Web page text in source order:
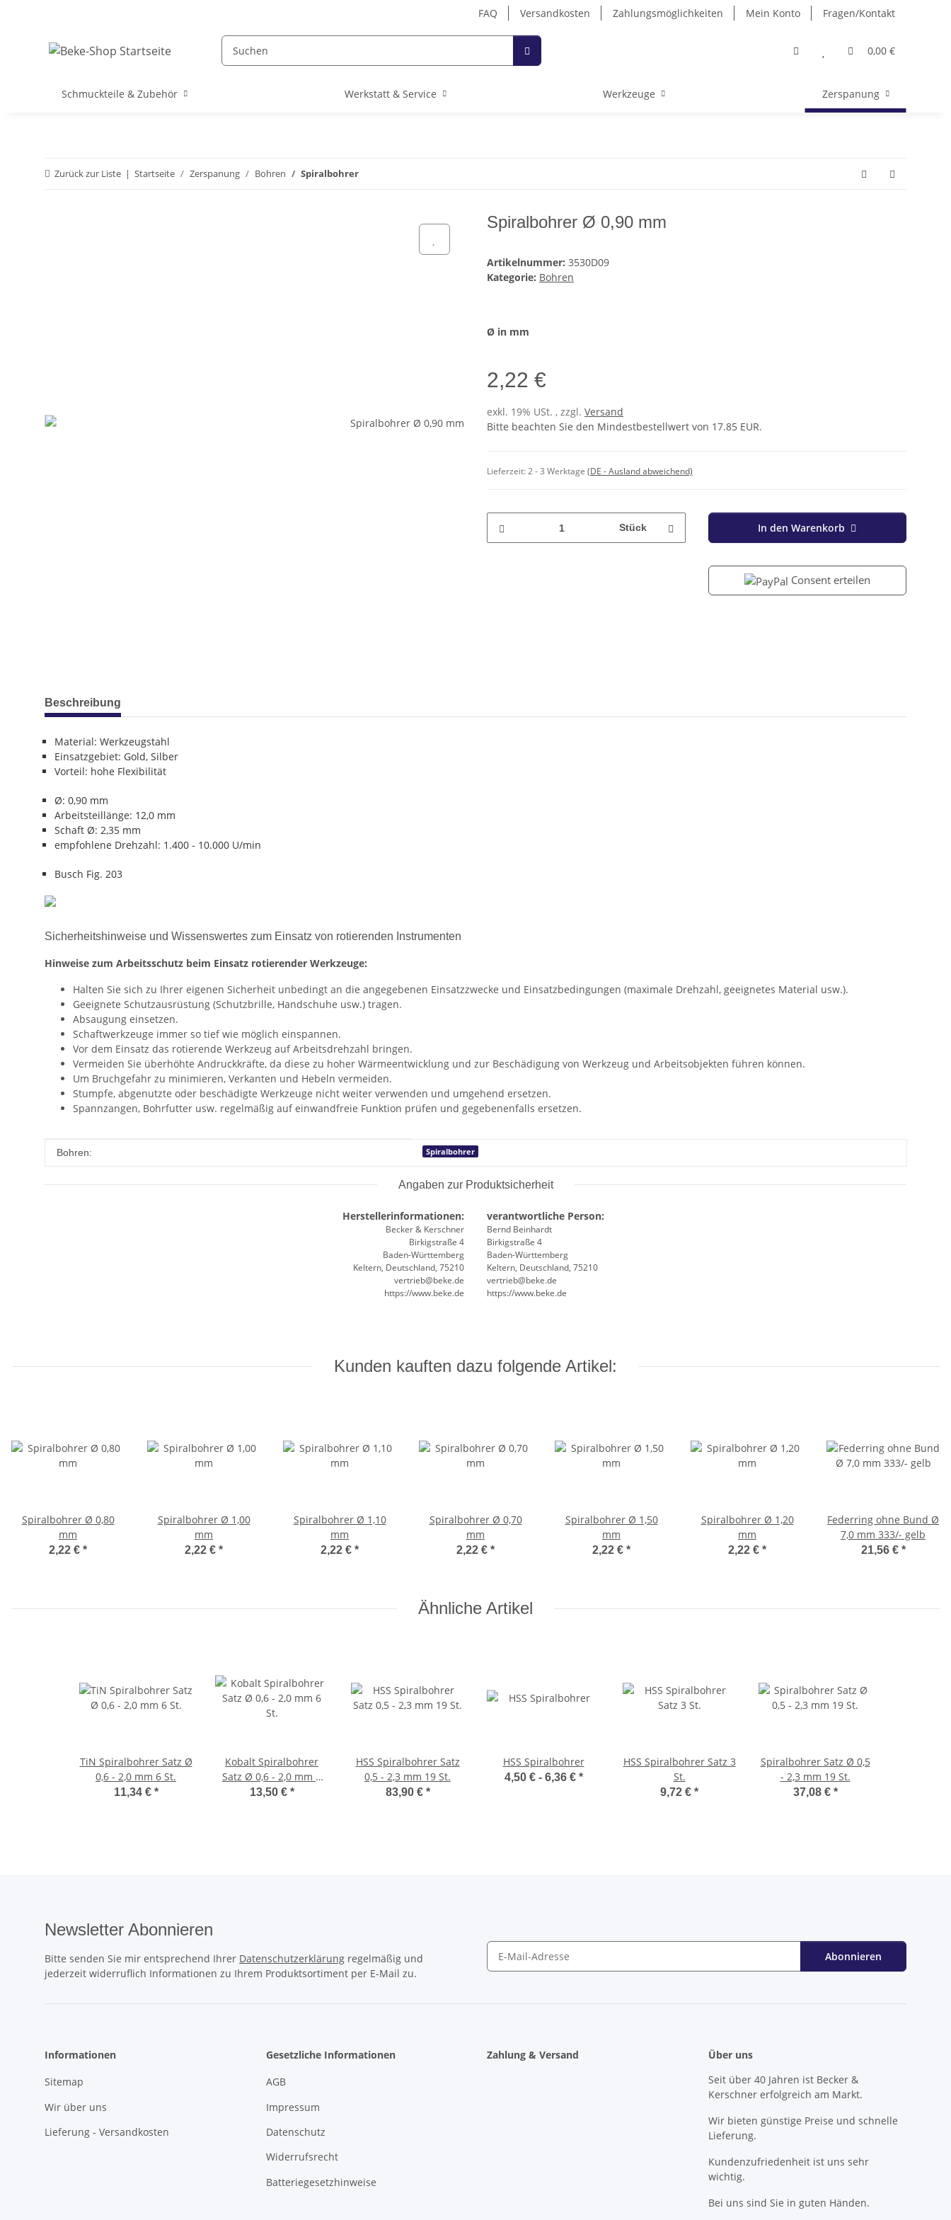
FAQ Versandkosten Zahlungsmöglichkeiten Mein Konto Fragen/Kontakt
0,00 €
Schmuckteile & Zubehör Werkstatt & Service Werkzeuge Zerspanung
Zurück zur Liste Startseite Zerspanung Bohren Spiralbohrer
Spiralbohrer Ø 0,90 mm
Artikelnummer: 3530D09
Kategorie: Bohren
Ø in mm
2,22 €
exkl. 19% USt. , zzgl. Versand
Bitte beachten Sie den Mindestbestellwert von 17.85 EUR.
Lieferzeit:2 - 3 Werktage (DE - Ausland abweichend)
Stück In den Warenkorb
Consent erteilen
weitere Registerkarten anzeigen
Beschreibung
Material: Werkzeugstahl
Einsatzgebiet: Gold, Silber
Vorteil: hohe Flexibilität
Ø: 0,90 mm
Arbeitsteillänge: 12,0 mm
Schaft Ø: 2,35 mm
empfohlene Drehzahl: 1.400 - 10.000 U/min
Busch Fig. 203
Sicherheitshinweise und Wissenswertes zum Einsatz von rotierenden Instrumenten
Hinweise zum Arbeitsschutz beim Einsatz rotierender Werkzeuge:
Halten Sie sich zu Ihrer eigenen Sicherheit unbedingt an die angegebenen Einsatzzwecke und Einsatzbedingungen (maximale Drehzahl, geeignetes Material usw.).
Geeignete Schutzausrüstung (Schutzbrille, Handschuhe usw.) tragen.
Absaugung einsetzen.
Schaftwerkzeuge immer so tief wie möglich einspannen.
Vor dem Einsatz das rotierende Werkzeug auf Arbeitsdrehzahl bringen.
Vermeiden Sie überhöhte Andruckkräfte, da diese zu hoher Wärmeentwicklung und zur Beschädigung von Werkzeug und Arbeitsobjekten führen können.
Um Bruchgefahr zu minimieren, Verkanten und Hebeln vermeiden.
Stumpfe, abgenutzte oder beschädigte Werkzeuge nicht weiter verwenden und umgehend ersetzen.
Spannzangen, Bohrfutter usw. regelmäßig auf einwandfreie Funktion prüfen und gegebenenfalls ersetzen.
Produkteigenschaft
Wert
Bohren: Spiralbohrer
Angaben zur Produktsicherheit
Herstellerinformationen:
Becker & Kerschner
Birkigstraße 4
Baden-Württemberg
Keltern, Deutschland, 75210
vertrieb@beke.de
https://www.beke.de
verantwortliche Person:
Bernd Beinhardt
Birkigstraße 4
Baden-Württemberg
Keltern, Deutschland, 75210
vertrieb@beke.de
https://www.beke.de
Kunden kauften dazu folgende Artikel:
Spiralbohrer Ø 0,80
mm
2,22 € *
Spiralbohrer Ø 1,00
mm
2,22 € *
Spiralbohrer Ø 1,10
mm
2,22 € *
Spiralbohrer Ø 0,70
mm
2,22 € *
Spiralbohrer Ø 1,50
mm
2,22 € *
Spiralbohrer Ø 1,20
mm
2,22 € *
Federring ohne Bund Ø
7,0 mm 333/- gelb
21,56 € *
Ähnliche Artikel
TiN Spiralbohrer Satz Ø
0,6 - 2,0 mm 6 St.
11,34 € *
Kobalt Spiralbohrer
Satz Ø 0,6 - 2,0 mm 6
St.
13,50 € *
HSS Spiralbohrer Satz
0,5 - 2,3 mm 19 St.
83,90 € *
HSS Spiralbohrer
4,50 € - 6,36 € *
HSS Spiralbohrer Satz 3
St.
9,72 € *
Spiralbohrer Satz Ø 0,5
- 2,3 mm 19 St.
37,08 € *
Newsletter Abonnieren
Bitte senden Sie mir entsprechend Ihrer Datenschutzerklärung regelmäßig und
jederzeit widerruflich Informationen zu Ihrem Produktsortiment per E-Mail zu.
Abonnieren
Informationen
Sitemap
Wir über uns
Lieferung - Versandkosten
Gesetzliche Informationen
AGB
Impressum
Datenschutz
Widerrufsrecht
Batteriegesetzhinweise
Zahlung & Versand
Über uns
Seit über 40 Jahren ist Becker &
Kerschner erfolgreich am Markt.
Wir bieten günstige Preise und schnelle
Lieferung.
Kundenzufriedenheit ist uns sehr
wichtig.
Bei uns sind Sie in guten Händen.